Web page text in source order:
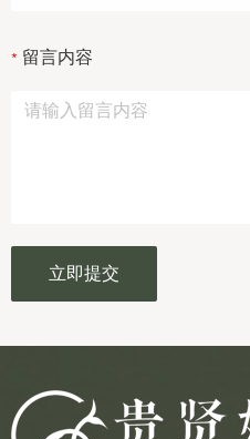
留言内容
立即提交